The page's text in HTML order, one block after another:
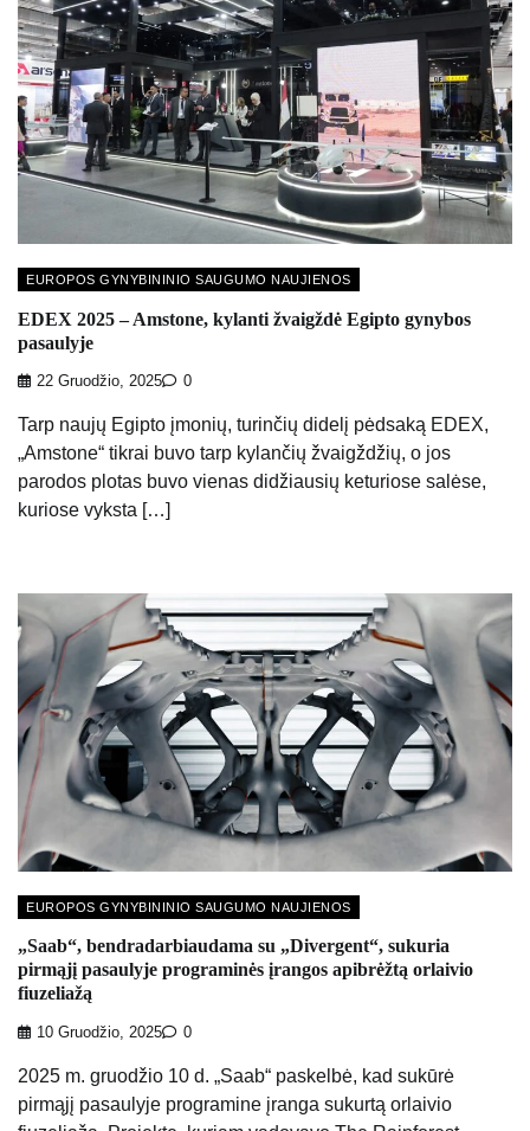
EUROPOS GYNYBININIO SAUGUMO NAUJIENOS
EDEX 2025 – Amstone, kylanti žvaigždė Egipto gynybos
pasaulyje
22 Gruodžio, 2025 0
Tarp naujų Egipto įmonių, turinčių didelį pėdsaką EDEX,
„Amstone“ tikrai buvo tarp kylančių žvaigždžių, o jos
parodos plotas buvo vienas didžiausių keturiose salėse,
kuriose vyksta […]
EUROPOS GYNYBININIO SAUGUMO NAUJIENOS
„Saab“, bendradarbiaudama su „Divergent“, sukuria
pirmąjį pasaulyje programinės įrangos apibrėžtą orlaivio
fiuzeliažą
10 Gruodžio, 2025 0
2025 m. gruodžio 10 d. „Saab“ paskelbė, kad sukūrė
pirmąjį pasaulyje programine įranga sukurtą orlaivio